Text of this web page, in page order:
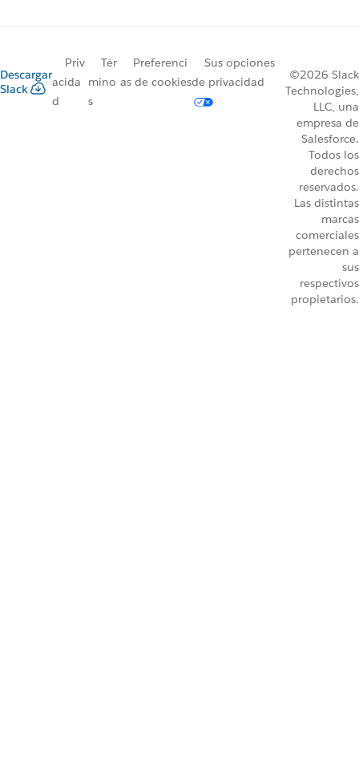
Descargar
Slack
Priv
acida
d
Tér
mino
s
Preferenci
as de cookies
Sus opciones
de privacidad
©2026 Slack
Technologies,
LLC, una
empresa de
Salesforce.
Todos los
derechos
reservados.
Las distintas
marcas
comerciales
pertenecen a
sus
respectivos
propietarios.